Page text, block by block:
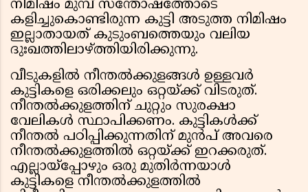
നിമിഷം മുമ്പ് സന്തോഷത്തോടെ
കളിച്ചുകൊണ്ടിരുന്ന കുട്ടി അടുത്ത നിമിഷം
ഇല്ലാതായത് കുടുംബത്തെയും വലിയ
ദുഃഖത്തിലാഴ്ത്തിയിരിക്കുന്നു.
വീടുകളില്‍ നീന്തല്‍ക്കുളങ്ങള്‍ ഉള്ളവര്‍
കുട്ടികളെ ഒരിക്കലും ഒറ്റയ്ക്ക് വിടരുത്.
നീന്തല്‍ക്കുളത്തിന് ചുറ്റും സുരക്ഷാ
വേലികള്‍ സ്ഥാപിക്കണം. കുട്ടികള്‍ക്ക്
നീന്തല്‍ പഠിപ്പിക്കുന്നതിന് മുന്‍പ് അവരെ
നീന്തല്‍ക്കുളത്തില്‍ ഒറ്റയ്ക്ക് ഇറക്കരുത്.
എല്ലായ്‌പ്പോഴും ഒരു മുതിര്‍ന്നയാള്‍
കുട്ടികളെ നീന്തല്‍ക്കുളത്തില്‍